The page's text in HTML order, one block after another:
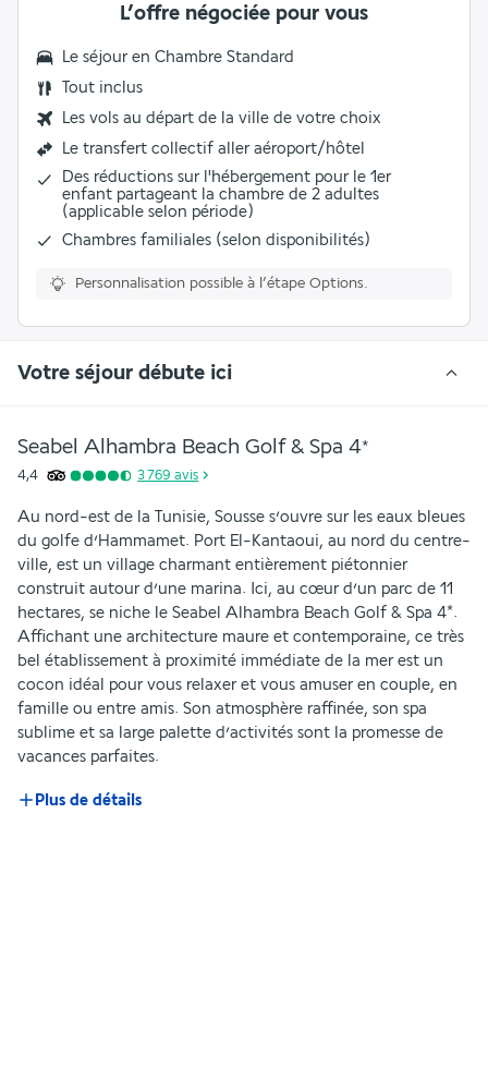
L’offre négociée pour vous
Le séjour en Chambre Standard
Tout inclus
Les vols au départ de la ville de votre choix
Le transfert collectif aller aéroport/hôtel
Des réductions sur l'hébergement pour le 1er
enfant partageant la chambre de 2 adultes
(applicable selon période)
Chambres familiales (selon disponibilités)
Personnalisation possible à l’étape Options.
Votre séjour débute ici
Seabel Alhambra Beach Golf & Spa 4*
4,4 3 769 avis
Au nord-est de la Tunisie, Sousse s’ouvre sur les eaux bleues
du golfe d’Hammamet. Port El-Kantaoui, au nord du centre-
ville, est un village charmant entièrement piétonnier
construit autour d’une marina. Ici, au cœur d’un parc de 11
hectares, se niche le Seabel Alhambra Beach Golf & Spa 4*.
Affichant une architecture maure et contemporaine, ce très
bel établissement à proximité immédiate de la mer est un
cocon idéal pour vous relaxer et vous amuser en couple, en
famille ou entre amis. Son atmosphère raffinée, son spa
sublime et sa large palette d’activités sont la promesse de
vacances parfaites.
Plus de détails